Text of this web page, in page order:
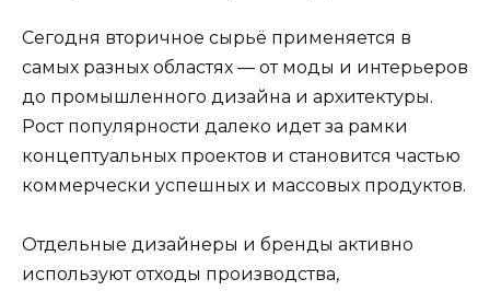
Сегодня вторичное сырьё применяется в
самых разных областях — от моды и интерьеров
до промышленного дизайна и архитектуры.
Рост популярности далеко идет за рамки
концептуальных проектов и становится частью
коммерчески успешных и массовых продуктов.
Отдельные дизайнеры и бренды активно
используют отходы производства,